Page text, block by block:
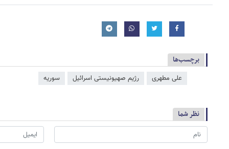
برچسب‌ها
علی مطهری رژیم صهیونیستی اسرائیل سوریه
نظر شما